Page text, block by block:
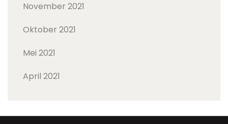
November 2021
Oktober 2021
Mei 2021
April 2021